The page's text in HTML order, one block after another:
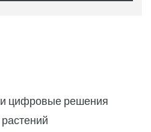
цифровые решения